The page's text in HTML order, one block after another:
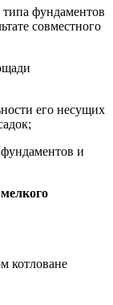
фундаментов
совместного
его несущих
и
котловане